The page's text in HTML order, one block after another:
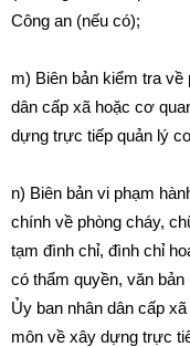
Công an (nếu có);
m) Biên bản kiểm tra
dân cấp xã hoặc cơ
dựng trực tiếp quản lý
n) Biên bản vi phạm
chính về phòng cháy,
tạm đình chỉ, đình chỉ
có thẩm quyền, văn
Ủy ban nhân dân cấp
môn về xây dựng trực